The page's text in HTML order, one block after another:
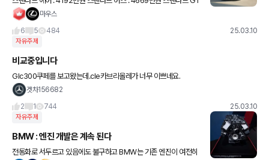
라인 : 4783만원 롱레인지 에어 : 4629만원 롱레인지 어스 : 5104
마우스
6
5 484 25.03.10
자유주제
비교중입니다
Glc300쿠페를 보고왔는데.cle카브리올레가 너무 이쁘네요.
겟차156682
2
1 744 25.03.10
자유주제
BMW : 엔진 개발은 계속 된다
전동화로 서두르고 있음에도 불구하고 BMW는 기존 엔진이 여전히